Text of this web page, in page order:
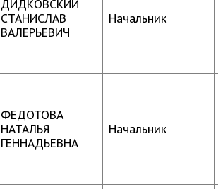
ДИДКОВСКИЙ
СТАНИСЛАВ
ВАЛЕРЬЕВИЧ
Начальник
ФЕДОТОВА
НАТАЛЬЯ
ГЕННАДЬЕВНА
Начальник